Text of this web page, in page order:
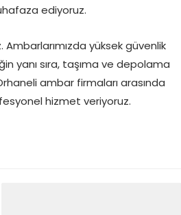
ediyoruz.
yüksek güvenlik
yanı sıra, taşıma ve depolama
ambar firmaları arasında
hizmet veriyoruz.